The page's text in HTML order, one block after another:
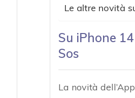
Le altre novità
Su iPhone
Sos
La novità